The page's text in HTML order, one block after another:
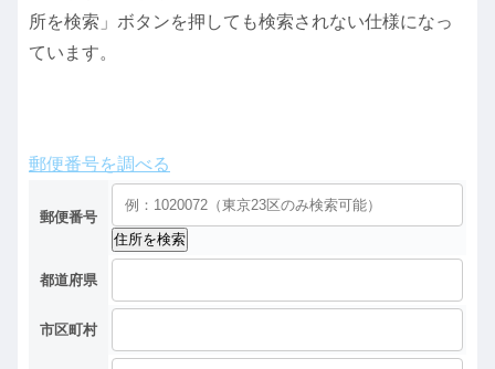
所を検索」ボタンを押しても検索されない仕様になっ
ています。
郵便番号を調べる
郵便番号
住所を検索
都道府県
市区町村